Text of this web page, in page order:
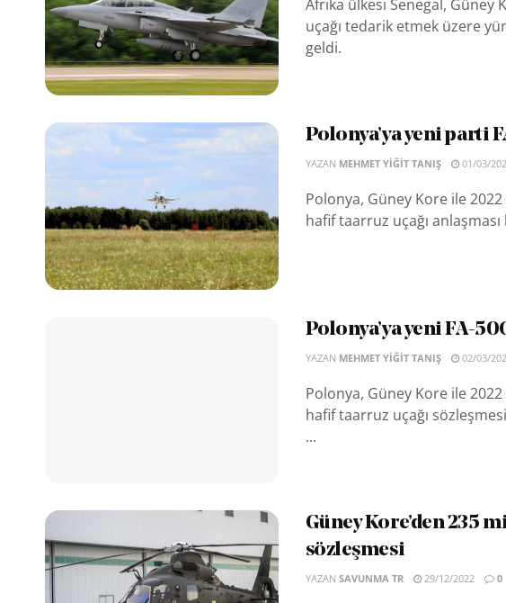
Afrika ülkesi Senegal, Güney
uçağı tedarik etmek üzere
geldi.
Polonya’ya yeni parti
YAZAN MEHMET YIĞIT TANIŞ 01/03/
Polonya, Güney Kore ile 2022
hafif taarruz uçağı
Polonya’ya yeni FA-
YAZAN MEHMET YIĞIT TANIŞ 02/03/
Polonya, Güney Kore ile 2022
hafif taarruz uçağı
...
Güney Kore’den 235
sözleşmesi
YAZAN SAVUNMA TR 29/12/2022 0